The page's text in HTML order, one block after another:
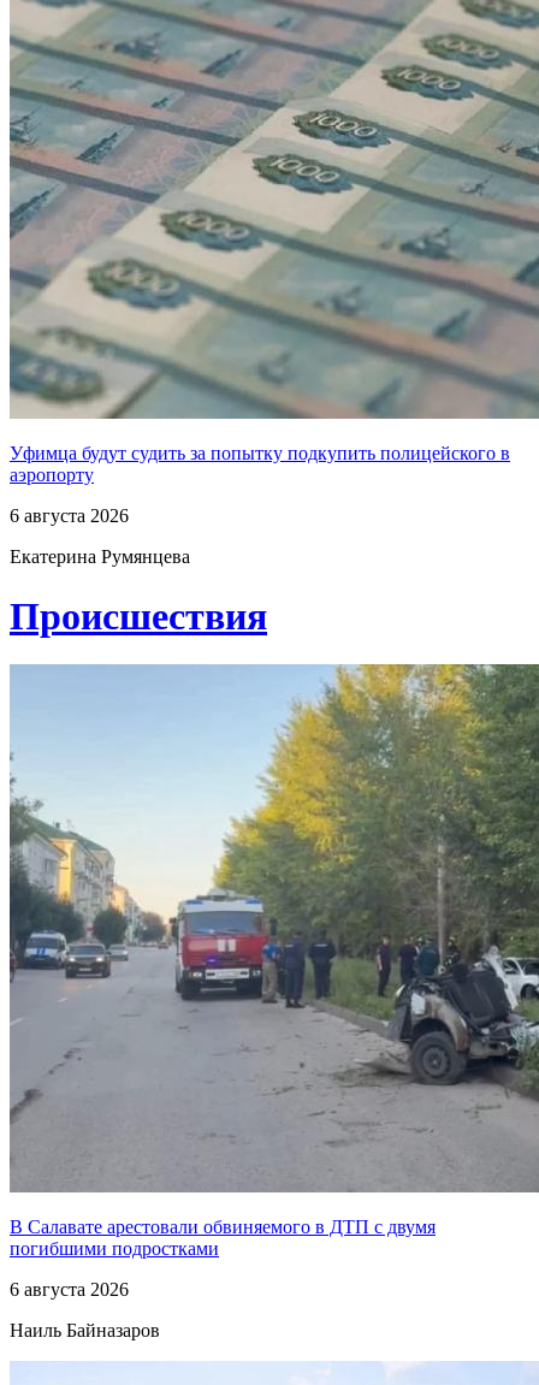
Уфимца будут судить за попытку подкупить полицейского в
аэропорту
6 августа 2026
Екатерина Румянцева
Проиcшествия
В Салавате арестовали обвиняемого в ДТП с двумя
погибшими подростками
6 августа 2026
Наиль Байназаров